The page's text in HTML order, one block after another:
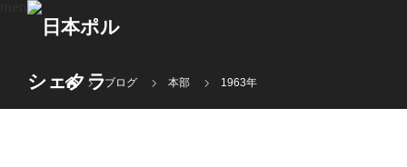
menu
ブログ
本部 1963年